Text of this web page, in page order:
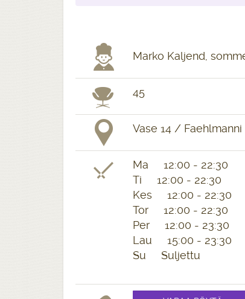
Marko Kaljend,
45
Vase 14 / Faehlmanni
Ma 12:00 - 22:30
Ti 12:00 - 22:30
Kes 12:00 - 22:30
Tor 12:00 - 22:30
Per 12:00 - 23:30
Lau 15:00 - 23:30
Su Suljettu